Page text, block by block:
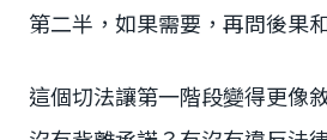
第二半，如果需要，再問後果
這個切法讓第一階段變得更像